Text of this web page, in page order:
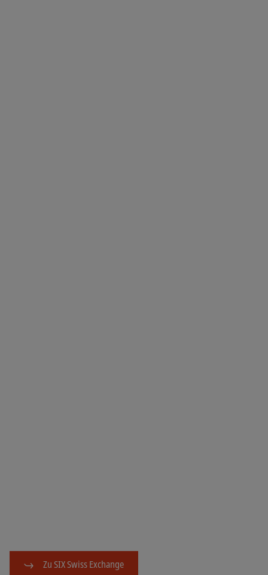
Zu SIX Swiss Exchange